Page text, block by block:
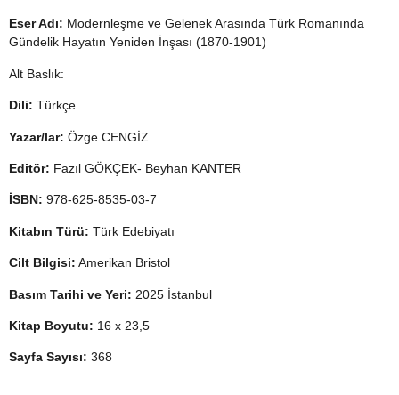
Eser Adı: Modernleşme ve Gelenek Arasında Türk Romanında
Gündelik Hayatın Yeniden İnşası (1870-1901)
Alt Baslık:
Dili: Türkçe
Yazar/lar: Özge CENGİZ
Editör: Fazıl GÖKÇEK- Beyhan KANTER
İSBN: 978-625-8535-03-7
Kitabın Türü: Türk Edebiyatı
Cilt Bilgisi: Amerikan Bristol
Basım Tarihi ve Yeri: 2025 İstanbul
Kitap Boyutu: 16 x 23,5
Sayfa Sayısı: 368